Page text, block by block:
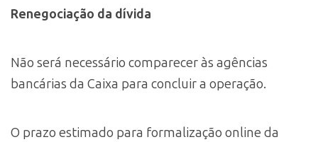
Renegociação da dívida
Não será necessário comparecer às agências
bancárias da Caixa para concluir a operação.
O prazo estimado para formalização online da